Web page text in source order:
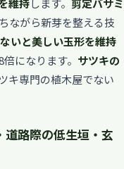
維持します。 剪定バサミ
ながら新芽を整える技
いと美しい玉形を維持
になります。 サツキの
キ専門の植木屋でない
路際の低生垣・玄